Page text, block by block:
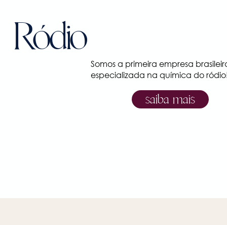
Ródio
Somos a primeira empresa
especializada na química do
saiba mais